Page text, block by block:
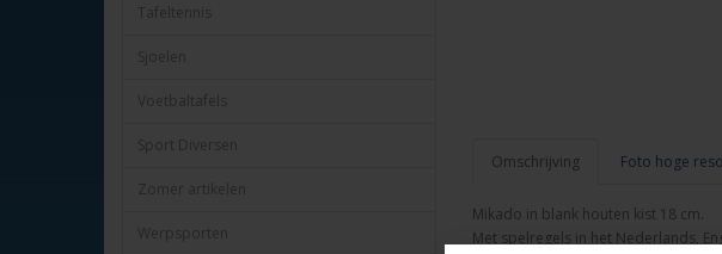
Tafeltennis
Sjoelen
Voetbaltafels
Sport Diversen
Zomer artikelen
Werpsporten
Omschrijving Foto hoge
Mikado in blank houten kist 18 cm.
Met spelregels in het Nederlands,